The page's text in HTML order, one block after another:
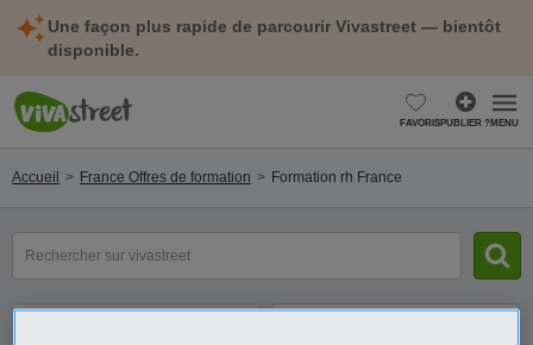
Une façon plus rapide de parcourir Vivastreet — bientôt
disponible.
FAVORISPUBLIER ?MENU
Accueil France Offres de formation Formation rh France
diplôme
ou
Catégorie Sélectionnez la localisation